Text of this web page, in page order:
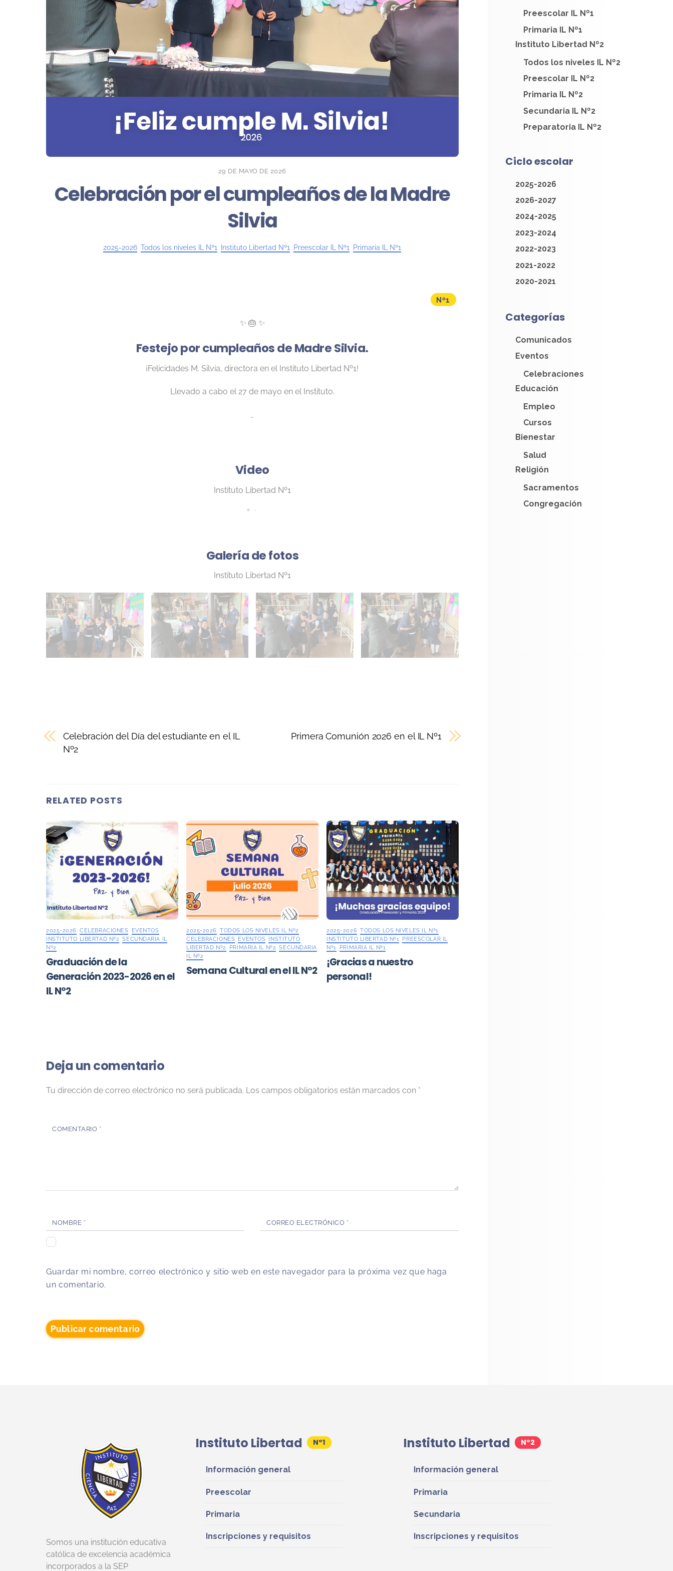
29 DE MAYO DE 2026
Celebración por el cumpleaños de la Madre
Silvia
2025-2026 ,Todos los niveles IL Nº1 Instituto Libertad Nº1 Preescolar IL Nº1 Primaria IL Nº1
Nº1
✨ 🎂 ✨
Festejo por cumpleaños de Madre Silvia.
¡Felicidades M. Silvia, directora en el Instituto Libertad Nº1!
Llevado a cabo el 27 de mayo en el Instituto.
…
Video
Instituto Libertad Nº1
Galería de fotos
Instituto Libertad Nº1
Celebración del Día del estudiante en el IL
Nº2
Primera Comunión 2026 en el IL Nº1
RELATED POSTS
2025-2026 ,CELEBRACIONES EVENTOS
INSTITUTO LIBERTAD Nº2 ,SECUNDARIA IL
Nº2
Graduación de la
Generación 2023-2026 en el
IL Nº2
2025-2026 ,TODOS LOS NIVELES IL Nº2
CELEBRACIONES EVENTOS INSTITUTO
LIBERTAD Nº2 PRIMARIA IL Nº2 ,SECUNDARIA
IL Nº2
Semana Cultural en el IL Nº2
2025-2026 ,TODOS LOS NIVELES IL Nº1
INSTITUTO LIBERTAD Nº1 PREESCOLAR IL
Nº1 PRIMARIA IL Nº1
¡Gracias a nuestro
personal!
Deja un comentario
Tu dirección de correo electrónico no será publicada. Los campos obligatorios están marcados con *
COMENTARIO *
NOMBRE * CORREO ELECTRÓNICO *
Guardar mi nombre, correo electrónico y sitio web en este navegador para la próxima vez que haga
un comentario.
Preescolar IL Nº1
Primaria IL Nº1
Instituto Libertad Nº2
Todos los niveles IL Nº2
Preescolar IL Nº2
Primaria IL Nº2
Secundaria IL Nº2
Preparatoria IL Nº2
Ciclo escolar
2025-2026
2026-2027
2024-2025
2023-2024
2022-2023
2021-2022
2020-2021
Categorías
Comunicados
Eventos
Celebraciones
Educación
Empleo
Cursos
Bienestar
Salud
Religión
Sacramentos
Congregación
Somos una institución educativa
católica de excelencia académica
incorporados a la SEP
Instituto Libertad
Información general
Preescolar
Primaria
Inscripciones y requisitos
Instituto Libertad
Información general
Primaria
Secundaria
Inscripciones y requisitos